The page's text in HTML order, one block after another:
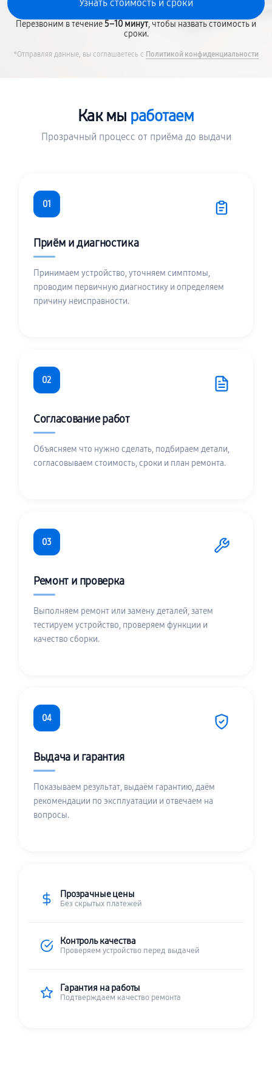
Перезвоним в течение5–10 минут, чтобы назвать стоимость и
сроки.
*Отправляя данные, вы соглашаетесь с Политикой конфиденциальности
Как мы работаем
Прозрачный процесс от приёма до выдачи
01
Приём и диагностика
Принимаем устройство, уточняем симптомы,
проводим первичную диагностику и определяем
причину неисправности.
02
Согласование работ
Объясняем что нужно сделать, подбираем детали,
согласовываем стоимость, сроки и план ремонта.
03
Ремонт и проверка
Выполняем ремонт или замену деталей, затем
тестируем устройство, проверяем функции и
качество сборки.
04
Выдача и гарантия
Показываем результат, выдаём гарантию, даём
рекомендации по эксплуатации и отвечаем на
вопросы.
Прозрачные цены
Без скрытых платежей
Контроль качества
Проверяем устройство перед выдачей
Гарантия на работы
Подтверждаем качество ремонта